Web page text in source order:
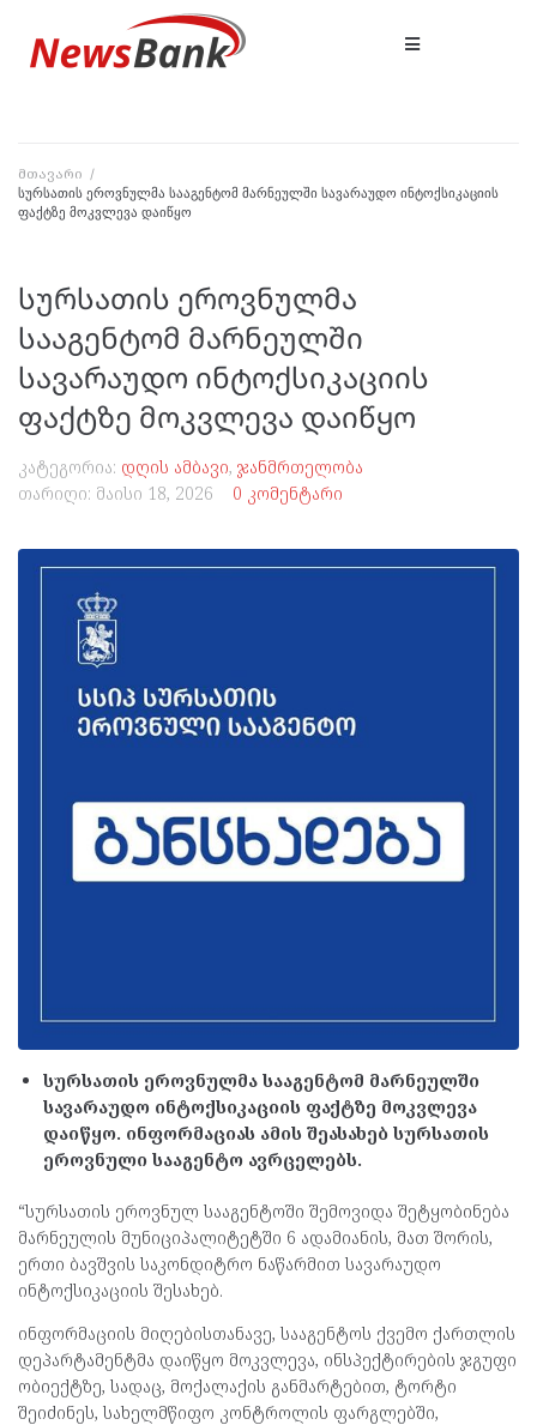
მთავარი /
სურსათის ეროვნულმა სააგენტომ მარნეულში სავარაუდო ინტოქსიკაციის
ფაქტზე მოკვლევა დაიწყო
სურსათის ეროვნულმა
სააგენტომ მარნეულში
სავარაუდო ინტოქსიკაციის
ფაქტზე მოკვლევა დაიწყო
კატეგორია: დღის ამბავი, ჯანმრთელობა
თარიღი: მაისი 18, 2026 0 კომენტარი
სურსათის ეროვნულმა სააგენტომ მარნეულში
სავარაუდო ინტოქსიკაციის ფაქტზე მოკვლევა
დაიწყო. ინფორმაციას ამის შეასახებ სურსათის
ეროვნული სააგენტო ავრცელებს.
“სურსათის ეროვნულ სააგენტოში შემოვიდა შეტყობინება
მარნეულის მუნიციპალიტეტში 6 ადამიანის, მათ შორის,
ერთი ბავშვის საკონდიტრო ნაწარმით სავარაუდო
ინტოქსიკაციის შესახებ.
ინფორმაციის მიღებისთანავე, სააგენტოს ქვემო ქართლის
დეპარტამენტმა დაიწყო მოკვლევა, ინსპექტირების ჯგუფი
ობიექტზე, სადაც, მოქალაქის განმარტებით, ტორტი
შეიძინეს, სახელმწიფო კონტროლის ფარგლებში,